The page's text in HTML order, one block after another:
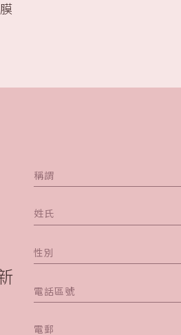
稱謂
性別
電話區號